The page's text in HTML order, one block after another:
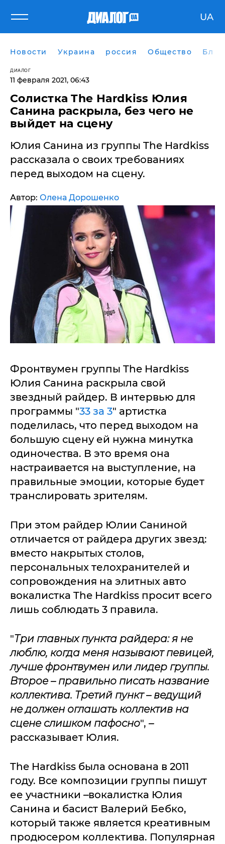
UA
Новости Украина россия Общество
ДИАЛОГ
11 февраля 2021, 06:43
Солистка The Hardkiss Юлия
Санина раскрыла, без чего не
выйдет на сцену
Юлия Санина из группы The Hardkiss
рассказала о своих требованиях
перед выходом на сцену.
Автор: Олена Дорошенко
Фронтвумен группы The Hardkiss
Юлия Санина раскрыла свой
звездный райдер. В интервью для
программы "33 за 3" артистка
поделилась, что перед выходом на
большую сцену ей нужна минутка
одиночества. В это время она
настраивается на выступление, на
правильные эмоции, которые будет
транслировать зрителям.
При этом райдер Юлии Саниной
отличается от райдера других звезд:
вместо накрытых столов,
персональных телохранителей и
сопровождения на элитных авто
вокалистка The Hardkiss просит всего
лишь соблюдать 3 правила.
"Три главных пункта райдера: я не
люблю, когда меня называют певицей,
лучше фронтвумен или лидер группы.
Второе – правильно писать название
коллектива. Третий пункт – ведущий
не должен оглашать коллектив на
сцене слишком пафосно", –
рассказывает Юлия.
The Hardkiss была основана в 2011
году. Все композиции группы пишут
ее участники –вокалистка Юлия
Санина и басист Валерий Бебко,
который также является креативным
продюсером коллектива. Популярная